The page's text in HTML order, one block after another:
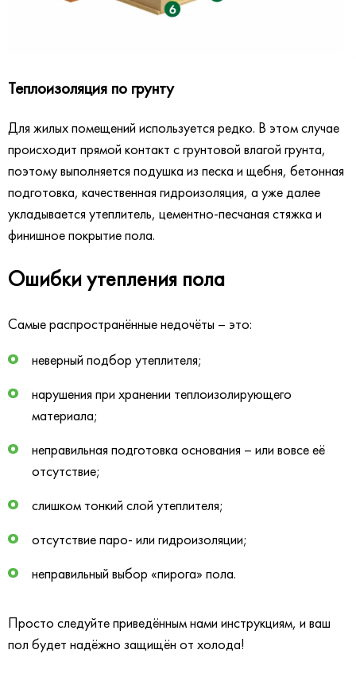
Теплоизоляция по грунту
Для жилых помещений используется редко. В этом случае
происходит прямой контакт с грунтовой влагой грунта,
поэтому выполняется подушка из песка и щебня, бетонная
подготовка, качественная гидроизоляция, а уже далее
укладывается утеплитель, цементно-песчаная стяжка и
финишное покрытие пола.
Ошибки утепления пола
Самые распространённые недочёты – это:
неверный подбор утеплителя;
нарушения при хранении теплоизолирующего
материала;
неправильная подготовка основания – или вовсе её
отсутствие;
слишком тонкий слой утеплителя;
отсутствие паро- или гидроизоляции;
неправильный выбор «пирога» пола.
Просто следуйте приведённым нами инструкциям, и ваш
пол будет надёжно защищён от холода!